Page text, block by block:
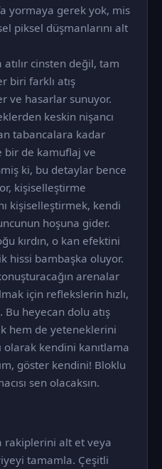
yormaya gerek yok, mis
piksel düşmanlarını alt
cinsten değil, tam
biri farklı atış
ve hasarlar sunuyor.
keskin nişancı
tabancalara kadar
bir de kamuflaj ve
ki, bu detaylar bence
kişiselleştirme
kişiselleştirmek, kendi
hoşuna gider.
kırdın, o kan efektini
hissi bambaşka oluyor.
arenalar
için reflekslerin hızlı,
heyecan dolu atış
hem de yeteneklerini
olarak kendini kanıtlama
göster kendini! Bloklu
sen olacaksın.
rakiplerini alt et veya
tamamla. Çeşitli